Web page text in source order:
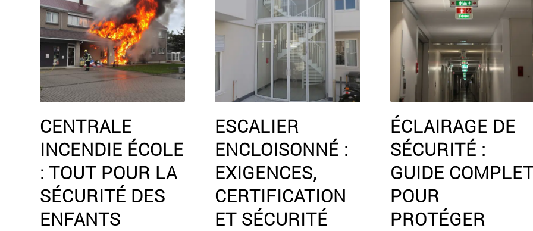
CENTRALE
INCENDIE ÉCOLE
: TOUT POUR LA
SÉCURITÉ DES
ENFANTS
ESCALIER
ENCLOISONNÉ :
EXIGENCES,
CERTIFICATION
ET SÉCURITÉ
ÉCLAIRAGE DE
SÉCURITÉ :
GUIDE
POUR
PROTÉGER